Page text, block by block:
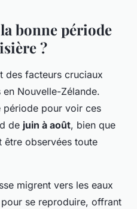
bonne période
?
des facteurs cruciaux
Nouvelle-Zélande.
période pour voir ces
de juin à août, bien que
être observées toute
migrent vers les eaux
se reproduire, offrant